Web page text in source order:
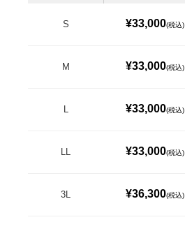
S ¥33,000(税込)
M ¥33,000(税込)
L ¥33,000(税込)
LL ¥33,000(税込)
3L ¥36,300(税込)